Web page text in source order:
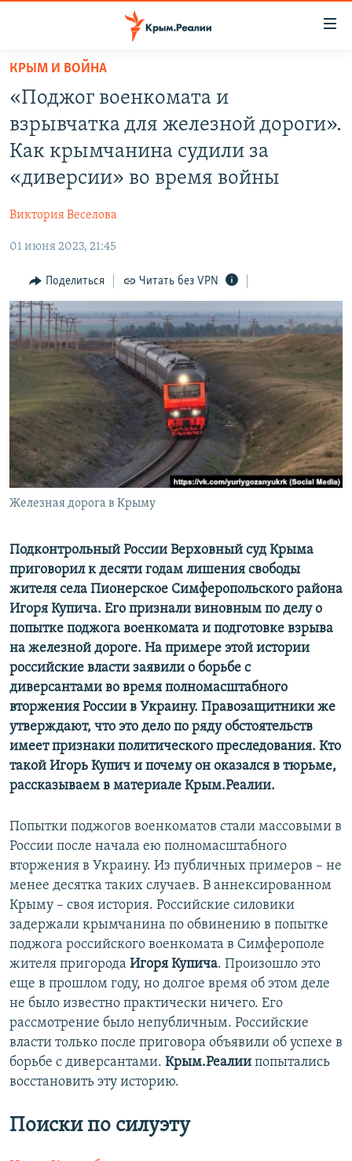
Вернуться
основному
содержанию
Вернутся
главной
Вернутся
СПЕЦПРОЕКТЫ
ВОДА
ИНТЕРАКТИВ
ИНФОГРАФИКА
ТЕЛЕПРОЕКТ КРЫМ.РЕАЛИИ
СОВЕТЫ ПРАВОЗАЩИТНИКОВ
ПРОПАВШИЕ БЕЗ ВЕСТИ
ПОБЕДИТЕЛЕЙ НЕ СУДЯТ?
КРЫМ.НЕПОКОРЕННЫЙ
ELIFBE
УКРАИНСКАЯ ПРОБЛЕМА КРЫМА
РАДІО СВОБОДА
КАК ОБОЙТИ БЛОКИРОВКУ
Qırımtatar
ПРИСОЕДИНЯЙТЕСЬ!
Все сайты RFE/RL
КРЫМ И ВОЙНА
«Поджог военкомата и
взрывчатка для железной дороги».
Как крымчанина судили за
«диверсии» во время войны
Виктория Веселова
01 июня 2023, 21:45
Поделиться Читать без VPN
Железная дорога в Крыму
Подконтрольный России Верховный суд Крыма
приговорил к десяти годам лишения свободы
жителя села Пионерское Симферопольского района
Игоря Купича. Его признали виновным по делу о
попытке поджога военкомата и подготовке взрыва
на железной дороге. На примере этой истории
российские власти заявили о борьбе с
диверсантами во время полномасштабного
вторжения России в Украину. Правозащитники же
утверждают, что это дело по ряду обстоятельств
имеет признаки политического преследования. Кто
такой Игорь Купич и почему он оказался в тюрьме,
рассказываем в материале Крым.Реалии.
Попытки поджогов военкоматов стали массовыми в
России после начала ею полномасштабного
вторжения в Украину. Из публичных примеров – не
менее десятка таких случаев. В аннексированном
Крыму – своя история. Российские силовики
задержали крымчанина по обвинению в попытке
поджога российского военкомата в Симферополе
жителя пригорода Игоря Купича. Произошло это
еще в прошлом году, но долгое время об этом деле
не было известно практически ничего. Его
рассмотрение было непубличным. Российские
власти только после приговора объявили об успехе в
борьбе с диверсантами. Крым.Реалии попытались
восстановить эту историю.
Поиски по силуэту